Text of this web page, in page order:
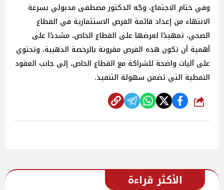
وفي ختام الاجتماع، وجّه الدكتور مصطفى مدبولي بسرعة
الانتهاء من إعداد قائمة الفرص الاستثمارية في القطاع
الصحي، تمهيدًا لعرضها على القطاع الخاص، مشددًا على
أهمية أن تكون هذه الفرص مقرونة بالرخصة الذهبية، وتحتوي
على آليات واضحة للشراكة مع القطاع الخاص، إلى جانب العقود
النمطية التي تضمن سهولة التنفيذ.
شارك
الأكثر قراءة